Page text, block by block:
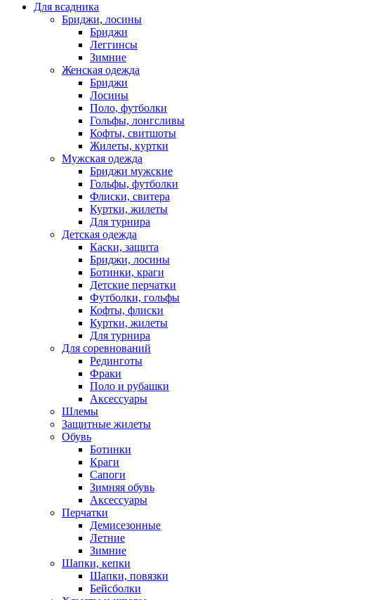
Для всадника
Бриджи, лосины
Бриджи
Леггинсы
Зимние
Женская одежда
Бриджи
Лосины
Поло, футболки
Гольфы, лонгсливы
Кофты, свитшоты
Жилеты, куртки
Мужская одежда
Бриджи мужские
Гольфы, футболки
Флиски, свитера
Куртки, жилеты
Для турнира
Детская одежда
Каски, защита
Бриджи, лосины
Ботинки, краги
Детские перчатки
Футболки, гольфы
Кофты, флиски
Куртки, жилеты
Для турнира
Для соревнований
Рединготы
Фраки
Поло и рубашки
Аксессуары
Шлемы
Защитные жилеты
Обувь
Ботинки
Краги
Сапоги
Зимняя обувь
Аксессуары
Перчатки
Демисезонные
Летние
Зимние
Шапки, кепки
Шапки, повязки
Бейсболки